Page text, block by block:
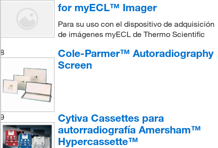
for myECL™ Imager
Para su uso con el dispositivo de adquisición
de imágenes myECL de Thermo Scientific
8
Cole-Parmer™ Autoradiography
Screen
9
Cytiva Cassettes para
autorradiografía Amersham™
Hypercassette™